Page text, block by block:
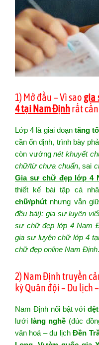
1) Mở đầu – Vì sao gia
4 tại Nam Địnhrất
Lớp 4 là giai đoạntăng
cần ổn định, trình bày
còn vướngnét khuyết
chữ/từ chưa chuẩn, sai
Gia sư chữ đẹp lớp 4
thiết kế bài tập cá
chữ/phút nhưng vẫn
đều bài): gia sư luyện
sư chữ đẹp lớp 4 Nam
gia sư luyện chữ lớp 4
chữ đẹp online Nam Định.
2) Nam Định truyền
kỳ Quân đội – Du lịch
Nam Định nổi bật với
lưới làng nghề (đúc
văn hoá – du lịchĐền